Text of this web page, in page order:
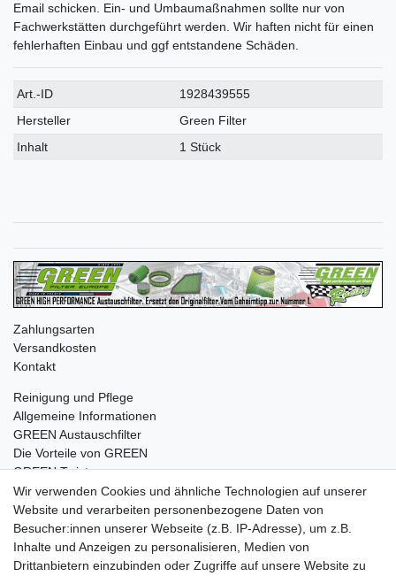
Email schicken. Ein- und Umbaumaßnahmen sollte nur von
Fachwerkstätten durchgeführt werden. Wir haften nicht für einen
fehlerhaften Einbau und ggf entstandene Schäden.
Technisches
Merkmal
Wert
Art.-ID
1928439555
Hersteller
Green Filter
Inhalt
1 Stück
Zahlungsarten
Versandkosten
Kontakt
Reinigung und Pflege
Allgemeine Informationen
GREEN Austauschfilter
Die Vorteile von GREEN
GREEN Twister
Impressum Daten­schutz­erklärung AGB
Wir verwenden Cookies und ähnliche Technologien auf unserer
Website und verarbeiten personenbezogene Daten von
Besucher:innen unserer Webseite (z.B. IP-Adresse), um z.B.
Inhalte und Anzeigen zu personalisieren, Medien von
Drittanbietern einzubinden oder Zugriffe auf unsere Website zu